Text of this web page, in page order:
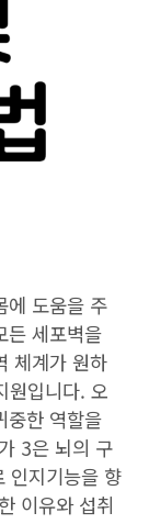
에 도움을 주
든 세포벽을
체계가 원하
원입니다. 오
중한 역할을
3은 뇌의 구
인지기능을 향
이유와 섭취